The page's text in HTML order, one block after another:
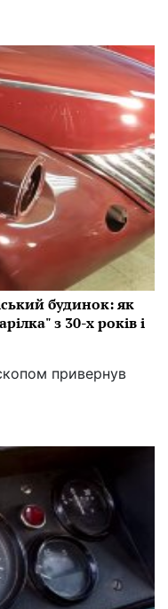
будинок: як
з 30-х років і
привернув